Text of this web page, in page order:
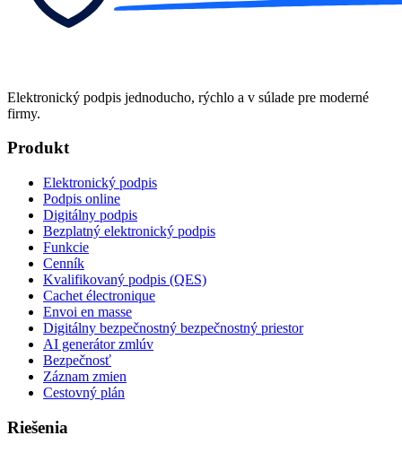
Elektronický podpis jednoducho, rýchlo a v súlade pre moderné
firmy.
Produkt
Elektronický podpis
Podpis online
Digitálny podpis
Bezplatný elektronický podpis
Funkcie
Cenník
Kvalifikovaný podpis (QES)
Cachet électronique
Envoi en masse
Digitálny bezpečnostný bezpečnostný priestor
AI generátor zmlúv
Bezpečnosť
Záznam zmien
Cestovný plán
Riešenia